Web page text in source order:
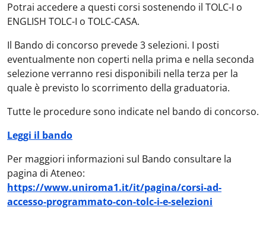
Potrai accedere a questi corsi sostenendo il TOLC-I o
ENGLISH TOLC-I o TOLC-CASA.
Il Bando di concorso prevede 3 selezioni. I posti
eventualmente non coperti nella prima e nella seconda
selezione verranno resi disponibili nella terza per la
quale è previsto lo scorrimento della graduatoria.
Tutte le procedure sono indicate nel bando di concorso.
Leggi il bando
Per maggiori informazioni sul Bando consultare la
pagina di Ateneo:
https://www.uniroma1.it/it/pagina/corsi-ad-
accesso-programmato-con-tolc-i-e-selezioni